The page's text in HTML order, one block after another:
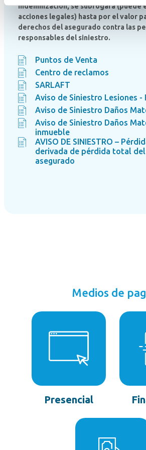
indemnización, se subrogará (puede
acciones legales) hasta por el valor
derechos del asegurado contra las
responsables del siniestro.
Puntos de Venta
Centro de reclamos
SARLAFT
Aviso de Siniestro Lesiones -
Aviso de Siniestro Daños
Aviso de Siniestro Daños
inmueble
AVISO DE SINIESTRO –
derivada de pérdida total
asegurado
Medios de
Presencial